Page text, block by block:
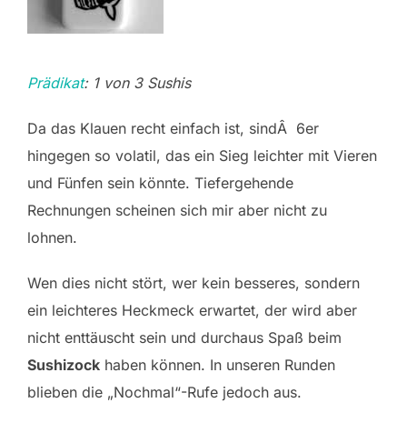
Prädikat: 1 von 3 Sushis
Da das Klauen recht einfach ist, sindÂ 6er
hingegen so volatil, das ein Sieg leichter mit Vieren
und Fünfen sein könnte. Tiefergehende
Rechnungen scheinen sich mir aber nicht zu
lohnen.
Wen dies nicht stört, wer kein besseres, sondern
ein leichteres Heckmeck erwartet, der wird aber
nicht enttäuscht sein und durchaus Spaß beim
Sushizock haben können. In unseren Runden
blieben die „Nochmal“-Rufe jedoch aus.